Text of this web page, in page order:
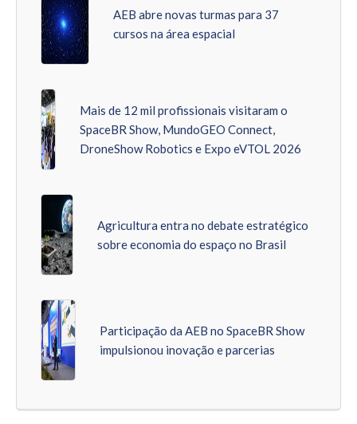
AEB abre novas turmas para 37
cursos na área espacial
Mais de 12 mil profissionais visitaram o
SpaceBR Show, MundoGEO Connect,
DroneShow Robotics e Expo eVTOL 2026
Agricultura entra no debate estratégico
sobre economia do espaço no Brasil
Participação da AEB no SpaceBR Show
impulsionou inovação e parcerias